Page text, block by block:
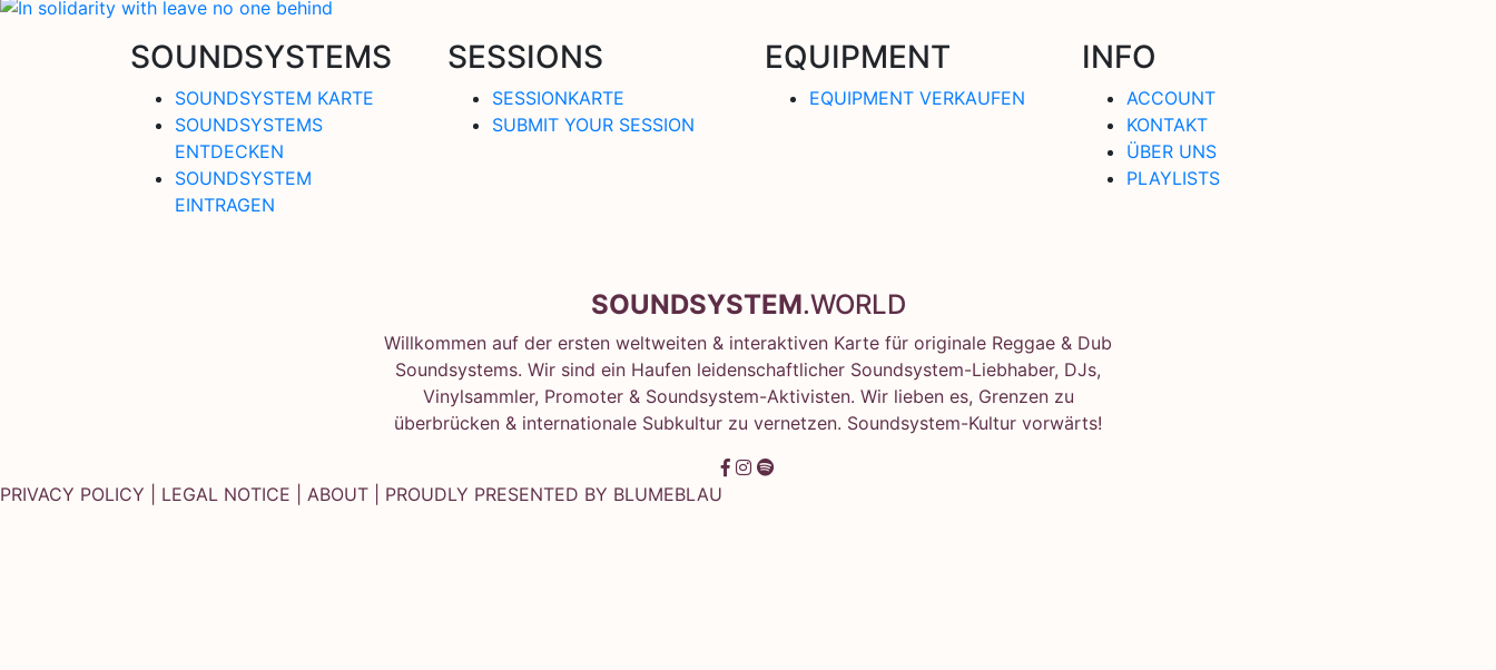
SOUNDSYSTEMS
SOUNDSYSTEM KARTE
SOUNDSYSTEMS
ENTDECKEN
SOUNDSYSTEM
EINTRAGEN
SESSIONS
SESSIONKARTE
SUBMIT YOUR SESSION
EQUIPMENT
EQUIPMENT VERKAUFEN
INFO
ACCOUNT
KONTAKT
ÜBER UNS
PLAYLISTS
SOUNDSYSTEM.WORLD
Willkommen auf der ersten weltweiten & interaktiven Karte für originale Reggae & Dub
Soundsystems. Wir sind ein Haufen leidenschaftlicher Soundsystem-Liebhaber, DJs,
Vinylsammler, Promoter & Soundsystem-Aktivisten. Wir lieben es, Grenzen zu
überbrücken & internationale Subkultur zu vernetzen. Soundsystem-Kultur vorwärts!
PRIVACY POLICY LEGAL NOTICE ABOUT | PROUDLY PRESENTED BY BLUMEBLAU